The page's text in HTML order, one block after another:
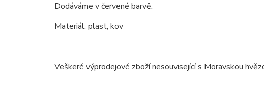
Dodáváme v červené barvě.
Materiál: plast, kov
Veškeré výprodejové zboží nesouvisející s Moravskou